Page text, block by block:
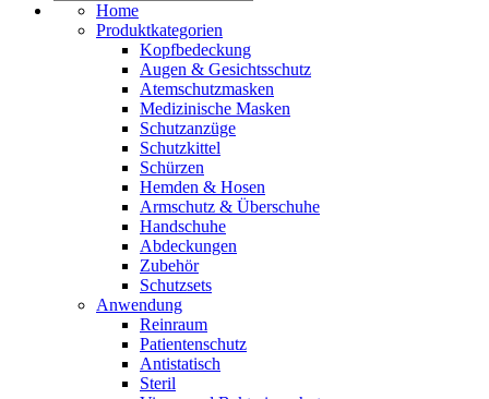
Home
Produktkategorien
Kopfbedeckung
Augen & Gesichtsschutz
Atemschutzmasken
Medizinische Masken
Schutzanzüge
Schutzkittel
Schürzen
Hemden & Hosen
Armschutz & Überschuhe
Handschuhe
Abdeckungen
Zubehör
Schutzsets
Anwendung
Reinraum
Patientenschutz
Antistatisch
Steril